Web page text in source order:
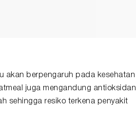
akan berpengaruh pada kesehatan
juga mengandung antioksidan
sehingga resiko terkena penyakit